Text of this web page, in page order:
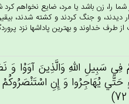
را، زن باشد يا مرد، ضايع نخواهم
و جنگ كردند و كشته شدند،
خداوند و بهترين پاداشها نزد
فِي‌ سَبِيل‌ِ الله‌ِ وَالَّذِين‌َ آوَوْا
يُهَاجِرُوا وَ إِنِ اسْتَنْصَرُوكُم‌ْ